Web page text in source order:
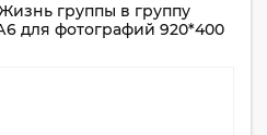
группы в группу
для фотографий 920*400